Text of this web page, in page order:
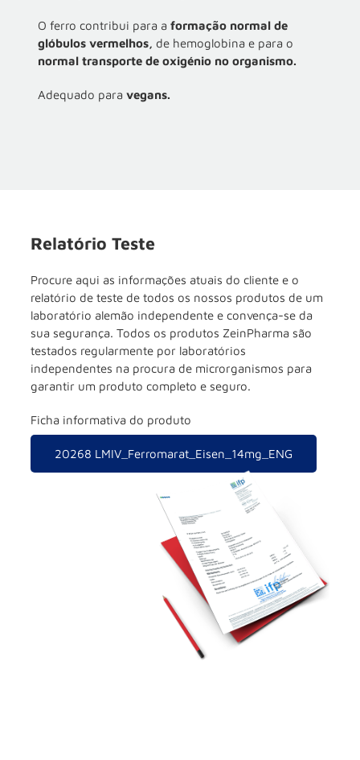
O ferro contribui para a formação normal de
glóbulos vermelhos, de hemoglobina e para o
normal transporte de oxigénio no organismo.
Adequado para vegans.
Relatório Teste
Procure aqui as informações atuais do cliente e o
relatório de teste de todos os nossos produtos de um
laboratório alemão independente e convença-se da
sua segurança. Todos os produtos ZeinPharma são
testados regularmente por laboratórios
independentes na procura de microrganismos para
garantir um produto completo e seguro.
Ficha informativa do produto
20268 LMIV_Ferromarat_Eisen_14mg_ENG